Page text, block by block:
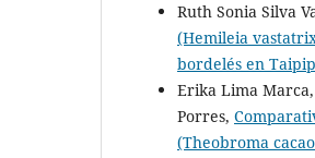
Ruth Sonia Silva
(Hemileia
bordelés en
Erika Lima
Porres,
(Theobroma